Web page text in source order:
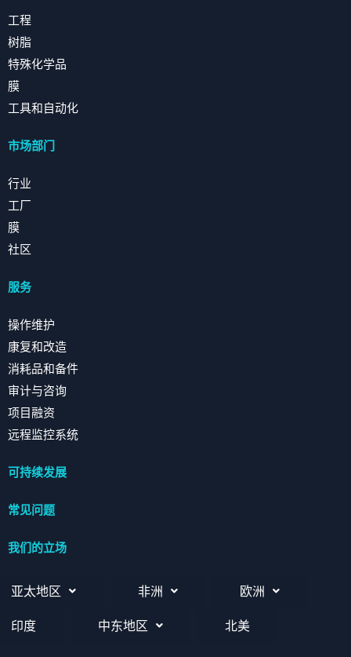
工程
树脂
特殊化学品
膜
工具和自动化
市场部门
行业
工厂
膜
社区
服务
操作维护
康复和改造
消耗品和备件
审计与咨询
项目融资
远程监控系统
可持续发展
常见问题
我们的立场
亚太地区 非洲 欧洲
印度 中东地区 北美